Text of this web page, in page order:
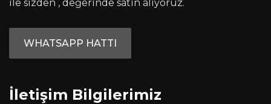
ile sizden , değerinde satin aliyoruz.
WHATSAPP HATTI
İletişim Bilgilerimiz